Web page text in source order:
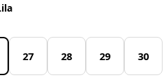
27 28 29 30